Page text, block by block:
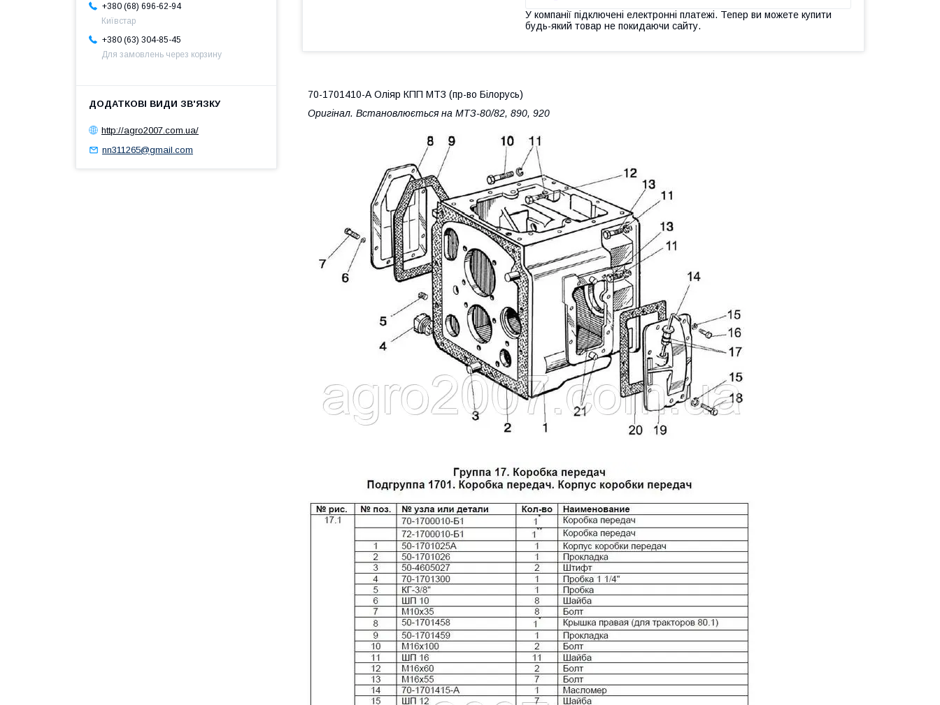
У компанії підключені електронні платежі. Тепер ви можете купити
будь-який товар не покидаючи сайту.
70-1701410-А Оліяр КПП МТЗ (пр-во Білорусь)
Оригінал. Встановлюється на МТЗ-80/82, 890, 920
+380 (68) 696-62-94
Київстар
+380 (63) 304-85-45
Для замовлень через корзину
http://agro2007.com.ua/
nn311265@gmail.com